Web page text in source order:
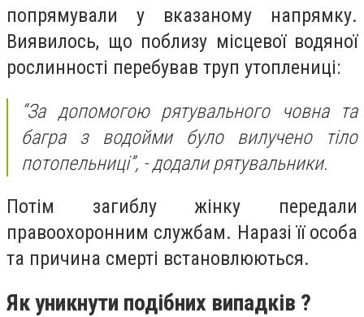
попрямували у вказаному напрямку.
Виявилось, що поблизу місцевої водяної
рослинності перебував труп утоплениці:
“За допомогою рятувального човна та
багра з водойми було вилучено тіло
потопельниці”, - додали рятувальники.
Потім загиблу жінку передали
правоохоронним службам. Наразі її особа
та причина смерті встановлюються.
Як уникнути подібних випадків ?